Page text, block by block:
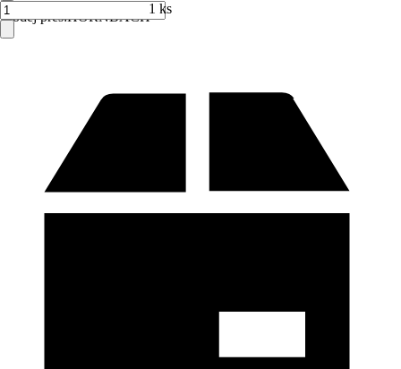
Prodej přes:HORNBACH
1 ks